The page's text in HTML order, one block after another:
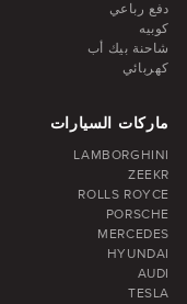
دفع رباعي
كوبيه
شاحنة بيك أب
كهربائي
ماركات السيارات
LAMBORGHINI
ZEEKR
ROLLS ROYCE
PORSCHE
MERCEDES
HYUNDAI
AUDI
TESLA